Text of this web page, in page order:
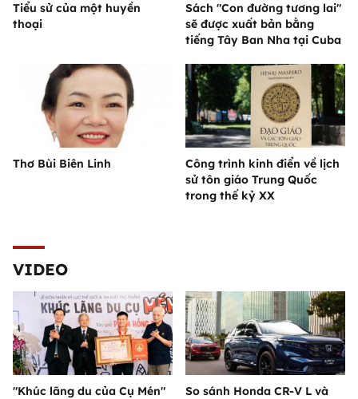
Tiểu sử của một huyền
thoại
Sách "Con đường tương lai"
sẽ được xuất bản bằng
tiếng Tây Ban Nha tại Cuba
Thơ Bùi Biên Linh
Công trình kinh điển về lịch
sử tôn giáo Trung Quốc
trong thế kỷ XX
VIDEO
"Khúc lãng du của Cụ Mén"
So sánh Honda CR-V L và